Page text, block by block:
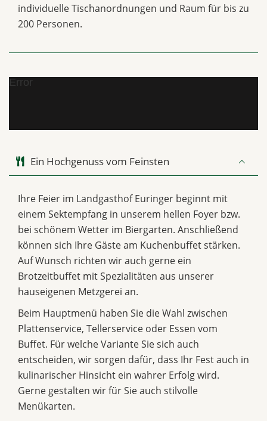
individuelle Tischanordnungen und Raum für bis zu
200 Personen.
Error
Ein Hochgenuss vom Feinsten
Ihre Feier im Landgasthof Euringer beginnt mit
einem Sektempfang in unserem hellen Foyer bzw.
bei schönem Wetter im Biergarten. Anschließend
können sich Ihre Gäste am Kuchenbuffet stärken.
Auf Wunsch richten wir auch gerne ein
Brotzeitbuffet mit Spezialitäten aus unserer
hauseigenen Metzgerei an.
Beim Hauptmenü haben Sie die Wahl zwischen
Plattenservice, Tellerservice oder Essen vom
Buffet. Für welche Variante Sie sich auch
entscheiden, wir sorgen dafür, dass Ihr Fest auch in
kulinarischer Hinsicht ein wahrer Erfolg wird.
Gerne gestalten wir für Sie auch stilvolle
Menükarten.